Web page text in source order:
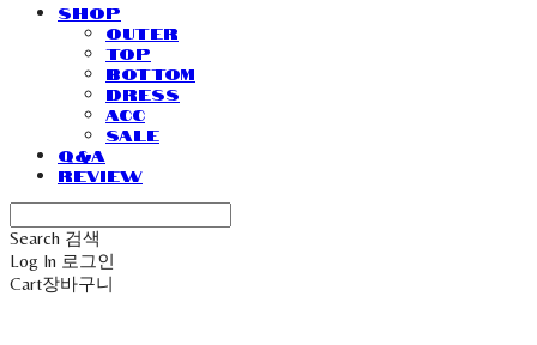
SHOP
Outer
Top
Bottom
Dress
Acc
Sale
Q&A
Review
Search 검색
Log In 로그인
Cart장바구니